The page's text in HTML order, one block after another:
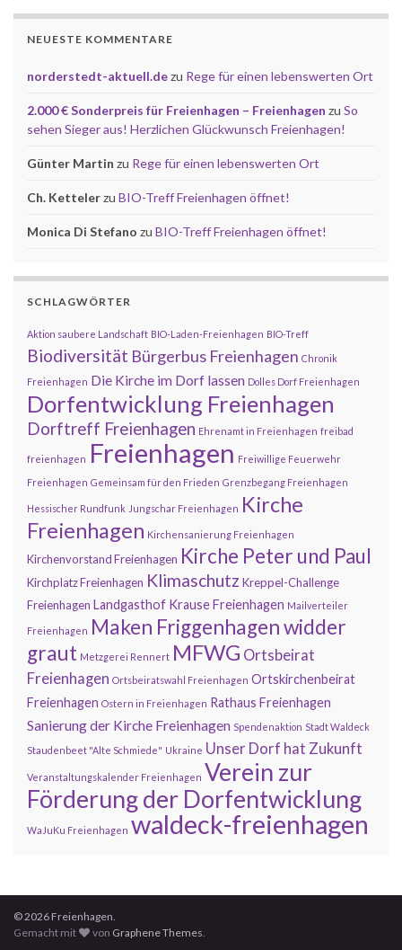
NEUESTE KOMMENTARE
norderstedt-aktuell.dezu Rege für einen lebenswerten Ort
2.000 € Sonderpreis für Freienhagen – Freienhagen zu So
sehen Sieger aus! Herzlichen Glückwunsch Freienhagen!
Günter Martin zu Rege für einen lebenswerten Ort
Ch. Kettelerzu BIO-Treff Freienhagen öffnet!
Monica Di Stefano zu BIO-Treff Freienhagen öffnet!
SCHLAGWÖRTER
Aktion saubere Landschaft BIO-Laden-Freienhagen BIO-Treff
Biodiversität Bürgerbus Freienhagen Chronik
Freienhagen Die Kirche im Dorf lassen Dolles Dorf Freienhagen
Dorfentwicklung Freienhagen
Dorftreff Freienhagen Ehrenamt in Freienhagen freibad
freienhagen Freienhagen Freiwillige Feuerwehr
Freienhagen Gemeinsam für den Frieden Grenzbegang Freienhagen
Hessischer Rundfunk Jungschar Freienhagen Kirche
Freienhagen Kirchensanierung Freienhagen
Kirchenvorstand Freienhagen Kirche Peter und Paul
Kirchplatz Freienhagen Klimaschutz Kreppel-Challenge
Freienhagen Landgasthof Krause Freienhagen Mailverteiler
Freienhagen Maken Friggenhagen widder
graut Metzgerei Rennert MFWG Ortsbeirat
Freienhagen Ortsbeiratswahl Freienhagen Ortskirchenbeirat
Freienhagen Ostern in Freienhagen Rathaus Freienhagen
Sanierung der Kirche Freienhagen Spendenaktion Stadt Waldeck
Staudenbeet "Alte Schmiede" Ukraine Unser Dorf hat Zukunft
Veranstaltungskalender Freienhagen Verein zur
Förderung der Dorfentwicklung
WaJuKu Freienhagen waldeck-freienhagen
© 2026 Freienhagen.
Gemacht mit
von Graphene Themes